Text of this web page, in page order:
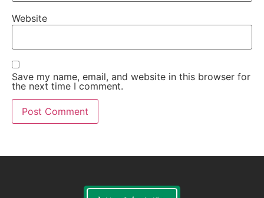
Website
Save my name, email, and website in this browser for
the next time I comment.